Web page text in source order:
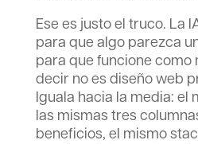
Ese es justo el truco. La
para que algo parezca
para que funcione como
decir no es diseño web
Iguala hacia la media: el
las mismas tres
beneficios, el mismo